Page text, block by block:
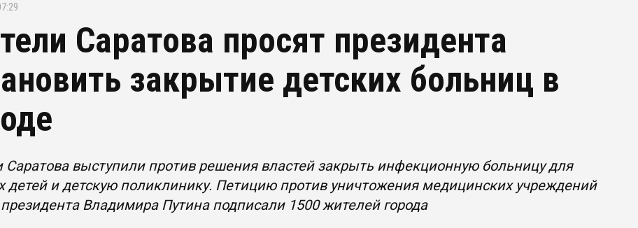
Саратова просят президента
закрытие детских больниц в
выступили против решения властей закрыть инфекционную больницу для
детей и детскую поликлинику. Петицию против уничтожения медицинских учреждений
Владимира Путина подписали 1500 жителей города